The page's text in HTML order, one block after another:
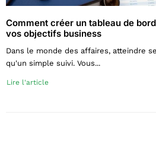
Comment créer un tableau de
vos objectifs business
Dans le monde des affaires, atteindre
qu'un simple suivi. Vous...
Lire l'article